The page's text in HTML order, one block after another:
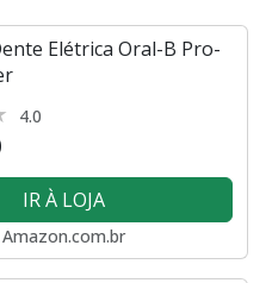
Elétrica Oral-B Pro-
4.0
IR À LOJA
Amazon.com.br